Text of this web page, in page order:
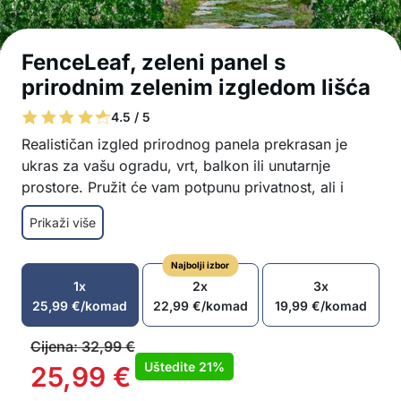
FenceLeaf, zeleni panel s
prirodnim zelenim izgledom lišća
4.5 / 5
Realističan izgled prirodnog panela prekrasan je
ukras za vašu ogradu, vrt, balkon ili unutarnje
prostore. Pružit će vam potpunu privatnost, ali i
izvrsnu zaštitu od sunca!
Umjetno zeleno lišće izgleda kao pravo
Zelena ograda ima oblik lišća vinove loze
Savršena dekoracija za balkon, dvorišnu
ogradu, terasu, zid itd.
Gusto poredani listovi
Ograda od zelenog lišća pruža vam potpunu
privatnost u vašem vrtu ili balkonu
Prikaži više
1x
25,99€/komad
Najbolji izbor
2x
22,99 €/komad
3x
19,99€/komad
Cijena:32,99€
25,99 € Uštedite 21%